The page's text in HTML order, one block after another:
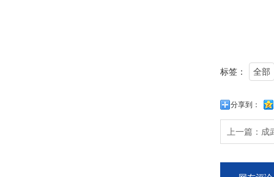
标签： 全部
分享到：
上一篇： 成